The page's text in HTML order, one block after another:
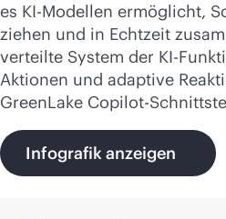
es KI-Modellen ermöglicht,
ziehen und in Echtzeit
verteilte System der KI-
Aktionen und adaptive
GreenLake Copilot-
Infografik anzeigen